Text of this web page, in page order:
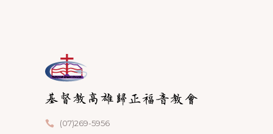
(07)269-5956